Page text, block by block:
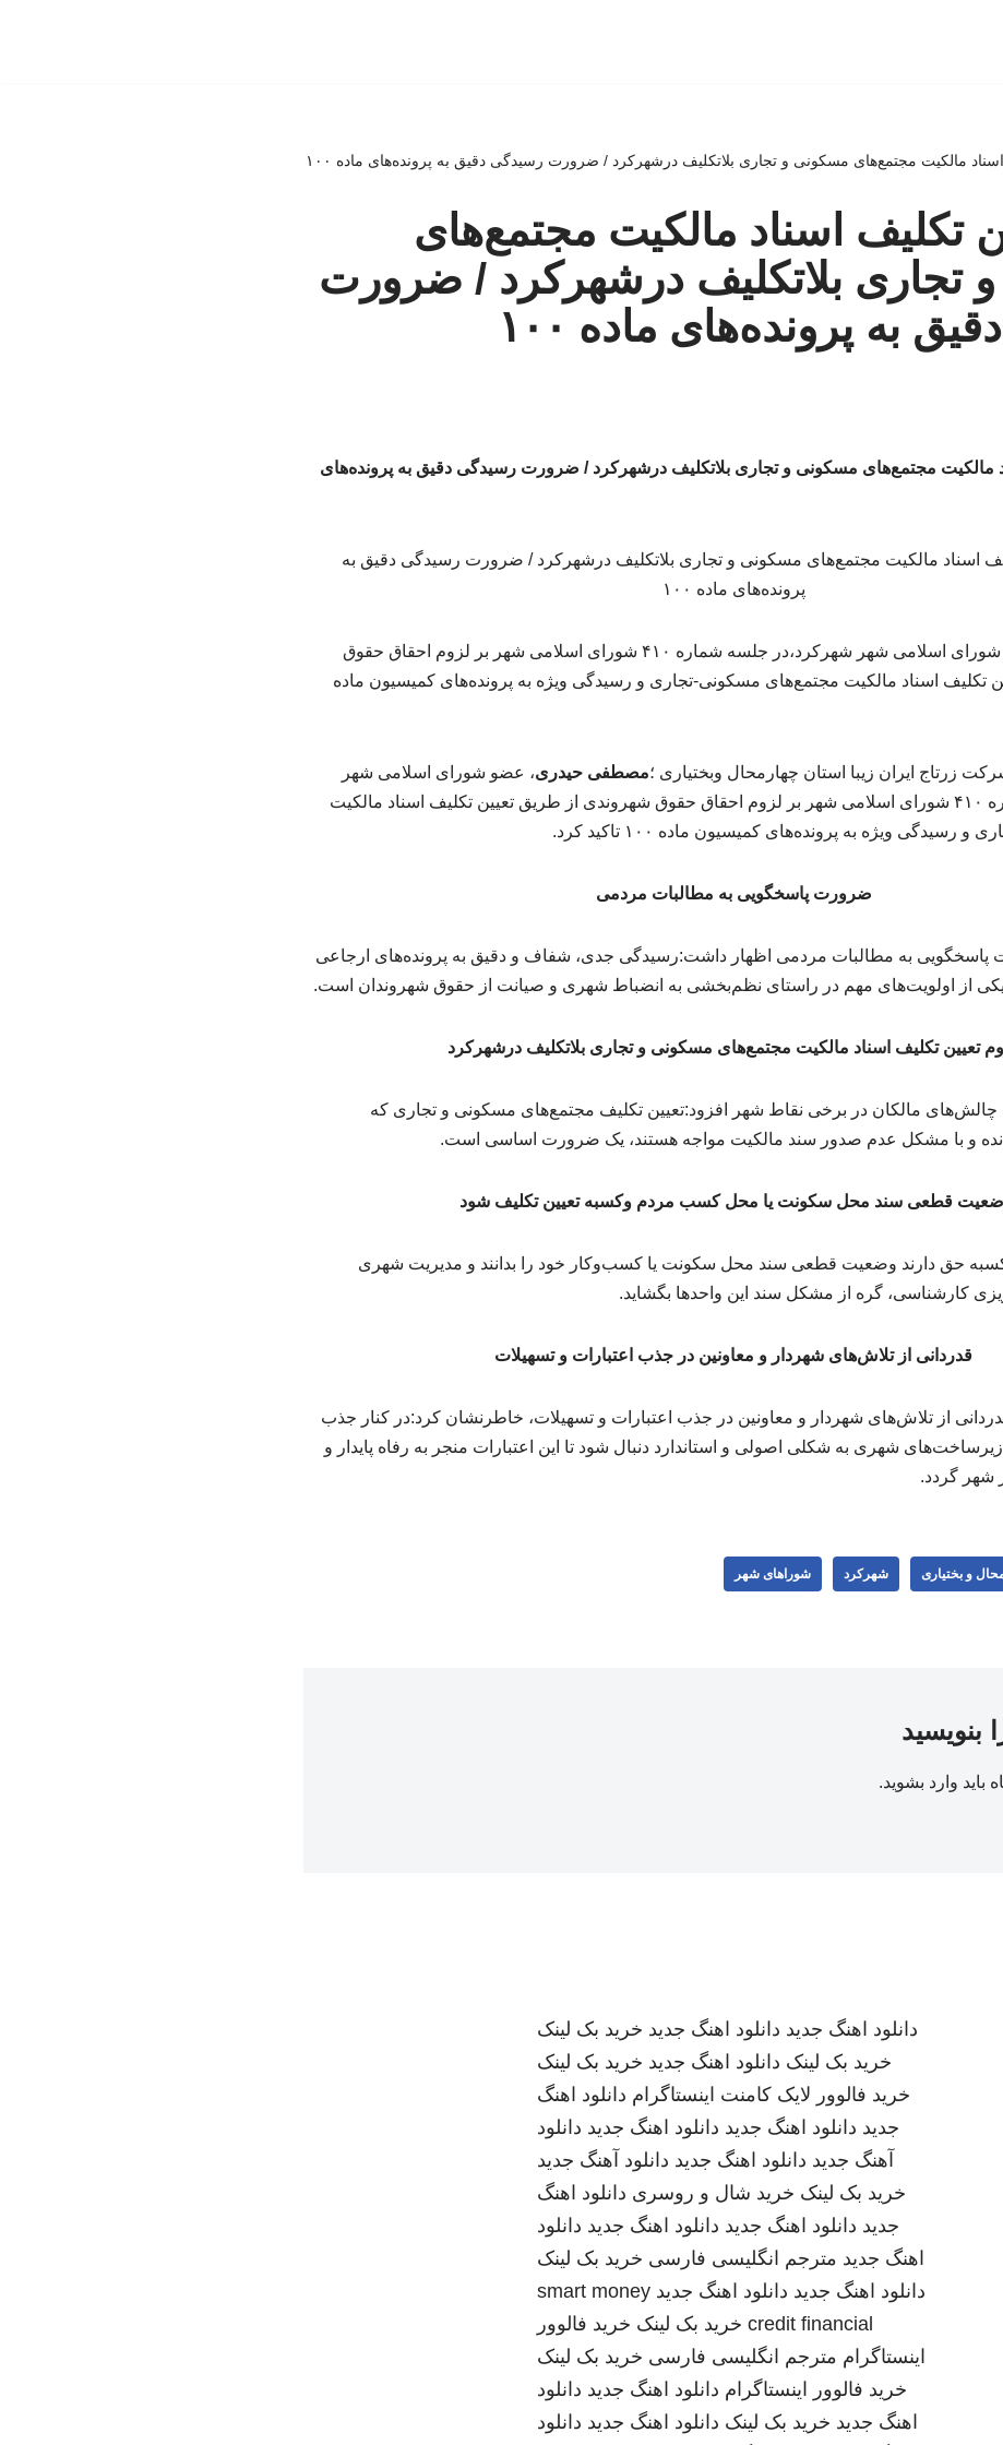
مالکیت مجتمع‌های مسکونی و تجاری بلاتکلیف درشهرکرد / ضرورت رسیدگی دقیق به پرونده‌های ماده ۱۰۰
تکلیف اسناد مالکیت مجتمع‌های
تجاری بلاتکلیف درشهرکرد / ضرورت
به پرونده‌های ماده ۱۰۰
مالکیت مجتمع‌های مسکونی و تجاری بلاتکلیف درشهرکرد / ضرورت رسیدگی دقیق به پرونده‌های
مصطفی حیدری، عضو شورای اسلامی شهر شهرکرد،در جلسه شماره ۴۱۰ شورای اسلامی شهر بر لزوم احقاق حقوق
تکلیف اسناد مالکیت مجتمع‌های مسکونی-تجاری و رسیدگی ویژه به پرونده‌های کمیسیون ماده
زرتاج ایران زیبا استان چهارمحال وبختیاری ؛مصطفی حیدری، عضو شورای اسلامی شهر
شهرکرد،در جلسه شماره ۴۱۰ شورای اسلامی شهر بر لزوم احقاق حقوق شهروندی از طریق تعیین تکلیف اسناد مالکیت
ویژه به پرونده‌های کمیسیون ماده ۱۰۰ تاکید کرد.
ضرورت پاسخگویی به مطالبات مردمی
به مطالبات مردمی اظهار داشت:رسیدگی جدی، شفاف و دقیق به پرونده‌های ارجاعی
تعیین تکلیف اسناد مالکیت مجتمع‌های مسکونی و تجاری بلاتکلیف درشهرکرد
چالش‌های مالکان در برخی نقاط شهر افزود:تعیین تکلیف مجتمع‌های مسکونی و تجاری که
و با مشکل عدم صدور سند مالکیت مواجه هستند، یک ضرورت اساسی است.
قطعی سند محل سکونت یا محل کسب مردم وکسبه تعیین تکلیف شود
حق دارند وضعیت قطعی سند محل سکونت یا کسب‌وکار خود را بدانند و مدیریت شهری
کارشناسی، گره از مشکل سند این واحدها بگشاید.
قدردانی از تلاش‌های شهردار و معاونین در جذب اعتبارات و تسهیلات
از تلاش‌های شهردار و معاونین در جذب اعتبارات و تسهیلات، خاطرنشان کرد:در کنار جذب
زیرساخت‌های شهری به شکلی اصولی و استاندارد دنبال شود تا این اعتبارات منجر به رفاه پایدار و
شهر گردد.
و بختیاری شهرکرد شوراهای شهر
بنویسید
باید وارد بشوید.
دانلود اهنگ جدید دانلود اهنگ جدید خرید بک لینک
خرید بک لینک دانلود اهنگ جدید خرید بک لینک
خرید فالوور لایک کامنت اینستاگرام دانلود اهنگ
جدید دانلود اهنگ جدید دانلود اهنگ جدید دانلود
آهنگ جدید دانلود اهنگ جدید دانلود آهنگ جدید
خرید بک لینک خرید شال و روسری دانلود اهنگ
جدید دانلود اهنگ جدید دانلود اهنگ جدید دانلود
اهنگ جدید مترجم انگلیسی فارسی خرید بک لینک
دانلود اهنگ جدید دانلود اهنگ جدید smart money
credit financial خرید بک لینک خرید فالوور
اینستاگرام مترجم انگلیسی فارسی خرید بک لینک
خرید فالوور اینستاگرام دانلود اهنگ جدید دانلود
اهنگ جدید خرید بک لینک دانلود اهنگ جدید دانلود